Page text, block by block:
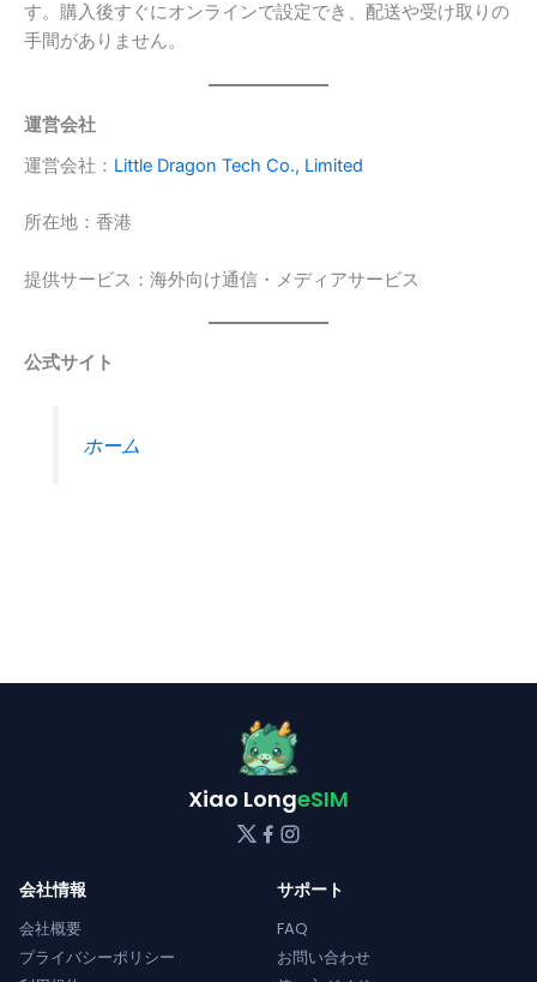
す。購入後すぐにオンラインで設定でき、配送や受け取りの
手間がありません。
運営会社
運営会社： Little Dragon Tech Co., Limited
所在地：香港
提供サービス：海外向け通信・メディアサービス
公式サイト
ホーム
Xiao LongeSIM
会社情報
会社概要
プライバシーポリシー
サポート
FAQ
お問い合わせ